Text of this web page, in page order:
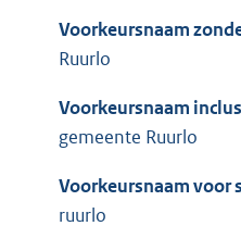
Voorkeursnaam
Ruurlo
Voorkeursnaam
gemeente Ruurlo
Voorkeursnaam voor
ruurlo